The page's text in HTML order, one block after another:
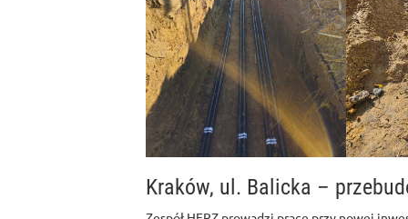
Kraków, ul. Balicka –